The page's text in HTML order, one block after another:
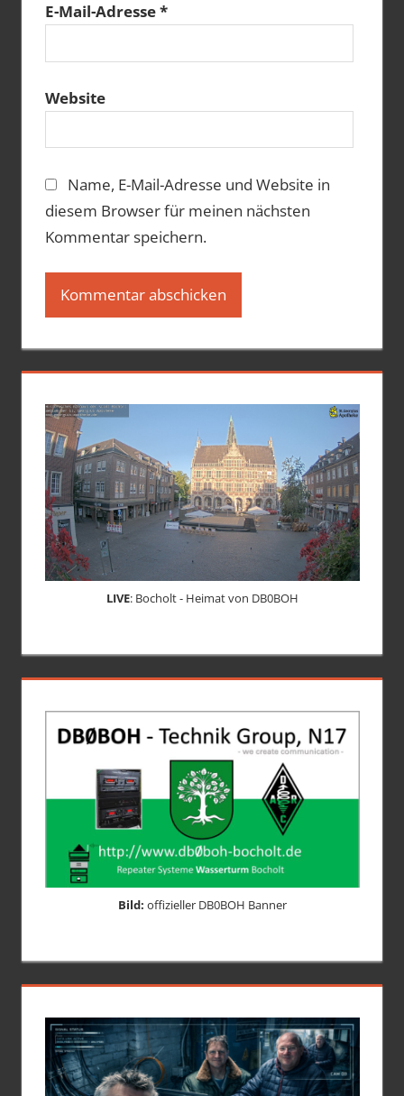
E-Mail-Adresse*
Website
Name, E-Mail-Adresse und Website in
diesem Browser für meinen nächsten
Kommentar speichern.
LIVE: Bocholt - Heimat von DB0BOH
Bild: offizieller DB0BOH Banner